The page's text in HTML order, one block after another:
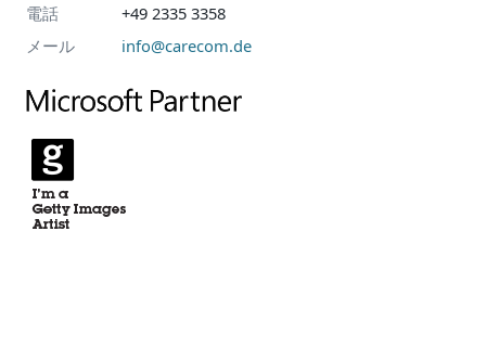
電話
+49 2335 3358
メール
info@carecom.de